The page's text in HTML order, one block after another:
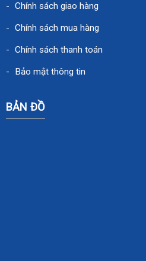
Chính sách giao hàng
Chính sách mua hàng
Chính sách thanh toán
Bảo mật thông tin
BẢN ĐỒ